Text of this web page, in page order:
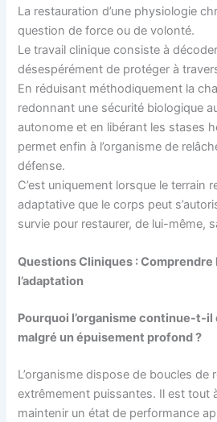
La restauration d’une physiologie
question de force ou de volonté.
Le travail clinique consiste à
désespérément de protéger à
En réduisant méthodiquement la
redonnant une sécurité biologique
autonome et en libérant les stases
permet enfin à l’organisme de
défense.
C’est uniquement lorsque le terrain
adaptative que le corps peut
survie pour restaurer, de lui-même,
Questions Cliniques : Comprendre
l’adaptation
Pourquoi l’organisme continue-t-
malgré un épuisement profond ?
L’organisme dispose de boucles de
extrêmement puissantes. Il est tout
maintenir un état de performance